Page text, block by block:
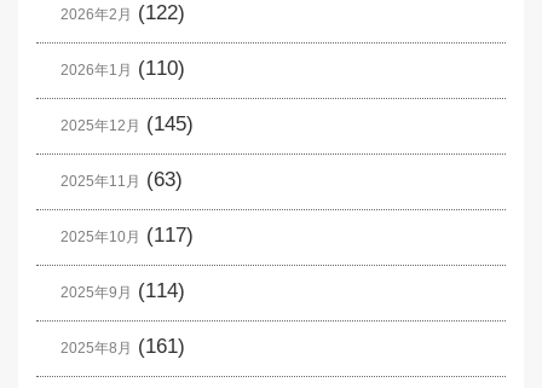
2026年2月 (122)
2026年1月 (110)
2025年12月 (145)
2025年11月 (63)
2025年10月 (117)
2025年9月 (114)
2025年8月 (161)